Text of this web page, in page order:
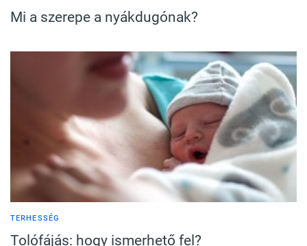
Mi a szerepe a nyákdugónak?
TERHESSÉG
Tolófájás: hogy ismerhető fel?